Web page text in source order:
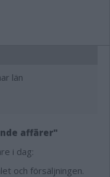
län
affärer"
i dag:
och försäljningen.